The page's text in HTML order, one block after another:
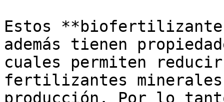
Estos
además tienen
cuales permiten
fertilizantes
producción. Por lo